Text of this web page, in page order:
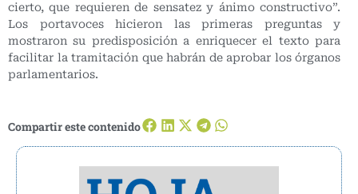
cierto, que requieren de sensatez y ánimo constructivo”.
Los portavoces hicieron las primeras preguntas y
mostraron su predisposición a enriquecer el texto para
facilitar la tramitación que habrán de aprobar los órganos
parlamentarios.
Compartir este contenido